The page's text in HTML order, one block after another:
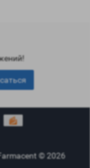
© 2026